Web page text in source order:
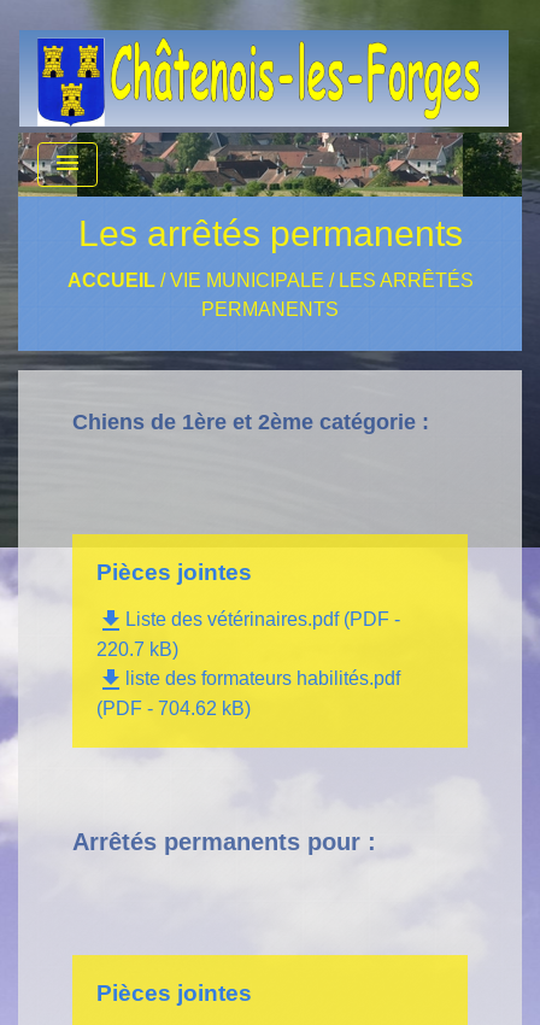
menu
Les arrêtés permanents
ACCUEIL/VIE MUNICIPALE / LES ARRÊTÉS
PERMANENTS
Chiens de 1ère et 2ème catégorie :
Pièces jointes
file_download Liste des vétérinaires.pdf (PDF -
220.7 kB)
file_download liste des formateurs habilités.pdf
(PDF - 704.62 kB)
Arrêtés permanents pour :
Pièces jointes